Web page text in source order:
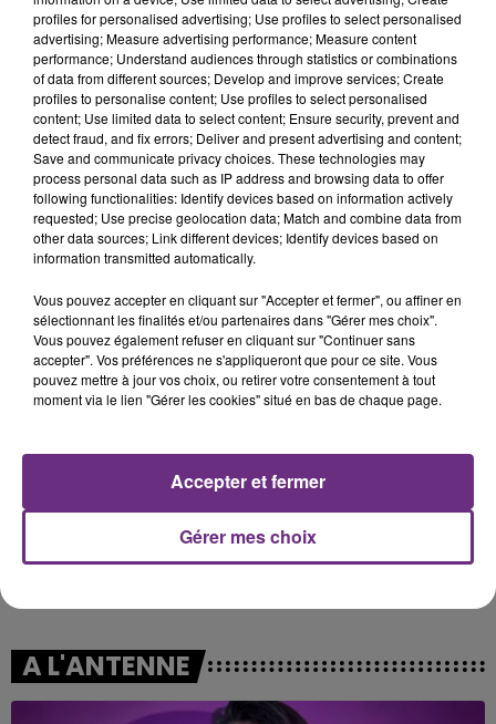
20h38
20h38
Ceux Qu'on Etait
20h35
20h35
Save Me Tonight
20h31
20h31 20h27
20h27
A L'ANTENNE
profiles for personalised advertising; Use profiles to select personalised
advertising; Measure advertising performance; Measure content
performance; Understand audiences through statistics or combinations
of data from different sources; Develop and improve services; Create
profiles to personalise content; Use profiles to select personalised
content; Use limited data to select content; Ensure security, prevent and
detect fraud, and fix errors; Deliver and present advertising and content;
Save and communicate privacy choices. These technologies may
process personal data such as IP address and browsing data to offer
following functionalities: Identify devices based on information actively
requested; Use precise geolocation data; Match and combine data from
other data sources; Link different devices; Identify devices based on
information transmitted automatically.
Vous pouvez accepter en cliquant sur "Accepter et fermer", ou affiner en
sélectionnant les finalités et/ou partenaires dans "Gérer mes choix".
Vous pouvez également refuser en cliquant sur "Continuer sans
accepter". Vos préférences ne s'appliqueront que pour ce site. Vous
pouvez mettre à jour vos choix, ou retirer votre consentement à tout
moment via le lien "Gérer les cookies" situé en bas de chaque page.
Gérer mes choix
Accepter et fermer